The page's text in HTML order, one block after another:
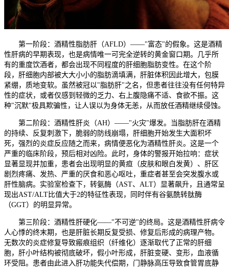
第一阶段：酒精性脂肪肝（AFLD）——"富态"的假象。这是酒精
性肝病的早期表现，也是病情唯一可完全逆转的黄金窗口期。几乎所
有的重度饮酒者，都会出现不同程度的肝细胞脂肪变性。在这个阶
段，肝细胞内部被大大小小的脂肪滴填满，肝脏体积因此增大，包膜
紧绷，质地变软。虽然被冠以"脂肪肝"之名，但患者往往没有任何特异
性的症状，或者仅感到轻微的乏力、右上腹隐痛不适、食欲不振。这
种"沉默"极具欺骗性，让人误以为身体无恙，从而放任酒精继续侵蚀。
第二阶段：酒精性肝炎（AH）——"火灾"爆发。当脂肪肝在酒精
的持续、反复刺激下，脆弱的防线崩塌，肝细胞开始发生大面积坏
死，强烈的炎症反应随之而来，病情便恶化为酒精性肝炎。这是一个
严重的临床阶段，预后相对凶险。此时，身体的警报开始拉响：症状
显著显现并加重，患者会出现明显的黄疸（皮肤和眼白发黄）、肝区
剧烈疼痛、发热、严重的厌食和恶心呕吐，重症者甚至会突发腹水或
肝性脑病。实验室检查下，转氨酶（AST、ALT）显著飙升，且通常呈
现出AST/ALT比值大于2的特征性表现，同时伴有谷氨酰转肽酶
（GGT）的明显异常。
第三阶段：酒精性肝硬化——"不可逆"的终局。这是酒精性肝病令
人心悸的终末期，也是肝脏长期反复受损、修复后形成的病理产物。
无数次的炎症修复导致瘢痕组织（纤维化）逐渐取代了正常的肝细
胞，肝小叶结构被彻底破坏，假小叶形成，肝脏变硬、变形，血液循
环受阻。患者由此进入肝功能失代偿期，门静脉高压导致食管胃底静